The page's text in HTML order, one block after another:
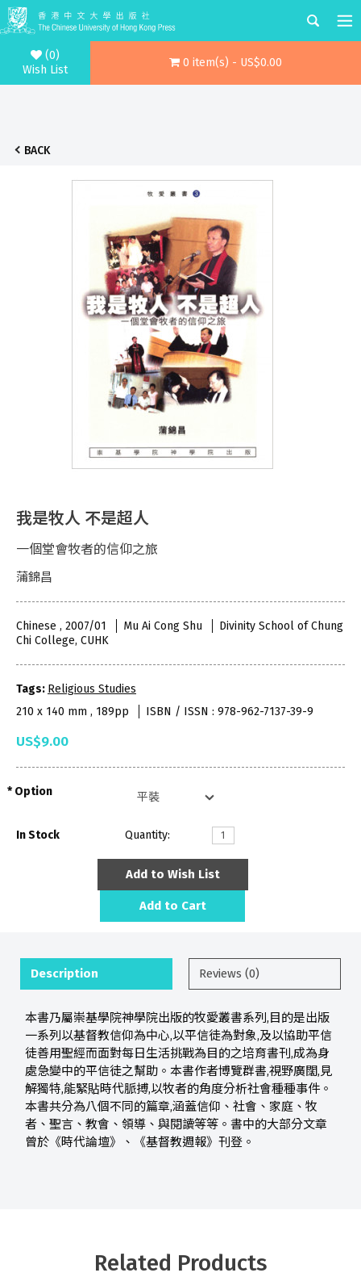
(0)
Wish List
0 item(s) - US$0.00
BACK
我是牧人 不是超人
一個堂會牧者的信仰之旅
蒲錦昌
Chinese , 2007/01 Mu Ai Cong Shu
Divinity School of Chung
Chi College, CUHK
Tags: Religious Studies
210 x 140 mm , 189pp
ISBN / ISSN : 978-962-7137-39-9
US$9.00
Option
In Stock Quantity:
Add to Wish List
Add to Cart
Description Reviews (0)
本書乃屬崇基學院神學院出版的牧愛叢書系列,目的是出版
一系列以基督教信仰為中心,以平信徒為對象,及以協助平信
徒善用聖經而面對每日生活挑戰為目的之培育書刊,成為身
處急變中的平信徒之幫助。本書作者博覽群書,視野廣闊,見
解獨特,能緊貼時代脈搏,以牧者的角度分析社會種種事件。
本書共分為八個不同的篇章,涵蓋信仰、社會、家庭、牧
者、聖言、教會、領導、與閱讀等等。書中的大部分文章
曾於《時代論壇》、《基督教週報》刊登。
Related Products